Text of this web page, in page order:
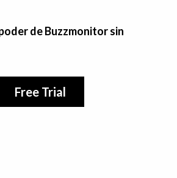
de Buzzmonitor sin
Free Trial